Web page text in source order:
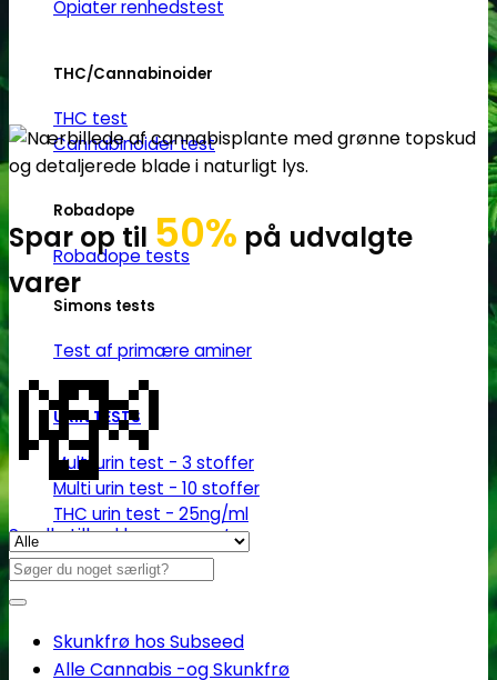
Opiater renhedstest
THC/Cannabinoider
THC test
Cannabinoider test
Robadope
Robadope tests
Simons tests
Test af primære aminer
URIN TESTS
Multi urin test - 3 stoffer
Multi urin test - 10 stoffer
THC urin test - 25ng/ml
THC urin test - 50ng/ml
Spar op til 50% på udvalgte
varer
💸
Se alle tilbud her
Søg
efter:
Skunkfrø hos Subseed
Alle Cannabis -og Skunkfrø